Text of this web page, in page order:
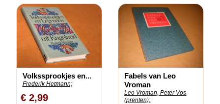
Volkssprookjes en...
Frederik Hetmann;
€ 2,99
Fabels van Leo
Vroman
Leo Vroman, Peter Vos
(prenten);